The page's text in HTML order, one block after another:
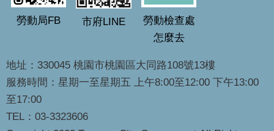
勞動局FB 市府LINE
勞動檢查處
怎麼去
地址：330045 桃園市桃園區大同路108號13樓
服務時間：星期一至星期五 上午8:00至12:00 下午13:00
至17:00
TEL：03-3323606